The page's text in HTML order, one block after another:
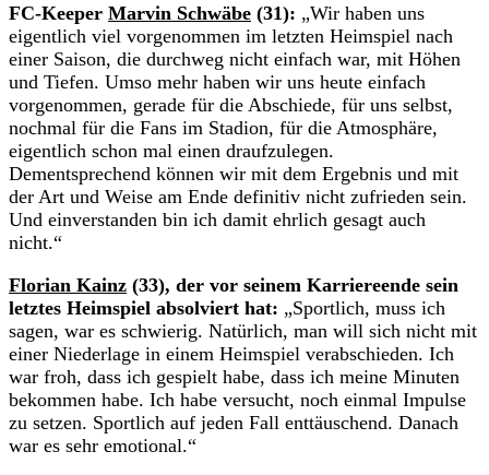
FC-Keeper Marvin Schwäbe (31): „Wir haben uns
eigentlich viel vorgenommen im letzten Heimspiel nach
einer Saison, die durchweg nicht einfach war, mit Höhen
und Tiefen. Umso mehr haben wir uns heute einfach
vorgenommen, gerade für die Abschiede, für uns selbst,
nochmal für die Fans im Stadion, für die Atmosphäre,
eigentlich schon mal einen draufzulegen.
Dementsprechend können wir mit dem Ergebnis und mit
der Art und Weise am Ende definitiv nicht zufrieden sein.
Und einverstanden bin ich damit ehrlich gesagt auch
nicht.“
Florian Kainz (33), der vor seinem Karriereende sein
letztes Heimspiel absolviert hat: „Sportlich, muss ich
sagen, war es schwierig. Natürlich, man will sich nicht mit
einer Niederlage in einem Heimspiel verabschieden. Ich
war froh, dass ich gespielt habe, dass ich meine Minuten
bekommen habe. Ich habe versucht, noch einmal Impulse
zu setzen. Sportlich auf jeden Fall enttäuschend. Danach
war es sehr emotional.“